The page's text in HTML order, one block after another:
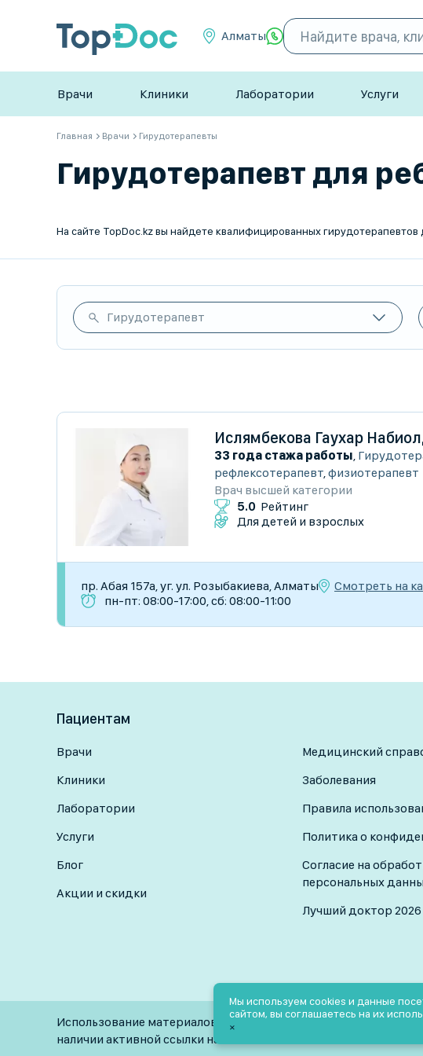
Алматы
Врачи Клиники Лаборатории Услуги
Главная Врачи Гирудотерапевты
Гирудотерапевт для
Гирудотерапевт
Ислямбекова Гаухар
33 года стажа работы,
рефлексотерапевт,физиотерапевт
Врач высшей категории
5.0 Рейтинг
Для детей и взрослых
пр. Абая 157а, уг. ул. Розыбакиева, Алматы
Смотреть на
пн-пт: 08:00-17:00, сб: 08:00-11:00
Пациентам
Врачи
Клиники
Лаборатории
Услуги
Блог
Акции и скидки
Медицинский
Заболевания
Правила
Политика о
Согласие на
персональных
Лучший доктор 2026
Использование материалов разрешено только при
наличии активной ссылки на источник
Мы используем cookies и данные
сайтом, вы соглашаетесь на их
×